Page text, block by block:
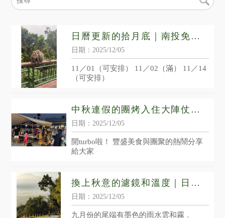
日曆更新的拾月底｜南投免搭
帳露營區｜南投免裝備露營區
日期：2025/12/05
11／01（可安排） 11／02（滿） 11／14
（可安排）
中秋連假的團烤入住大陣仗！
｜魚池鄉免搭帳露營區｜魚池
鄉免裝備露營區
日期：2025/12/05
開turbo啦！ 豐盛美食與團聚的熱鬧分享
給大家
換上秋意的濾鏡和溫度｜日月
潭露營區｜魚池鄉露營區
日期：2025/12/05
九月份的尾端有墨色的雨水雲和霧．